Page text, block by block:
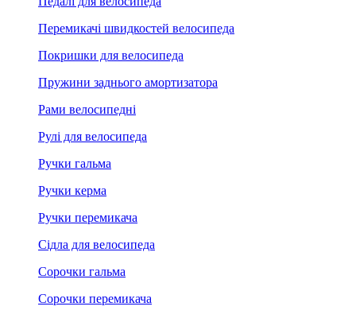
Перемикачі швидкостей велосипеда
Покришки для велосипеда
Пружини заднього амортизатора
Рами велосипедні
Рулі для велосипеда
Ручки гальма
Ручки керма
Ручки перемикача
Сідла для велосипеда
Сорочки гальма
Сорочки перемикача